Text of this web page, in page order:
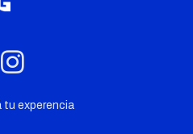
tu experencia